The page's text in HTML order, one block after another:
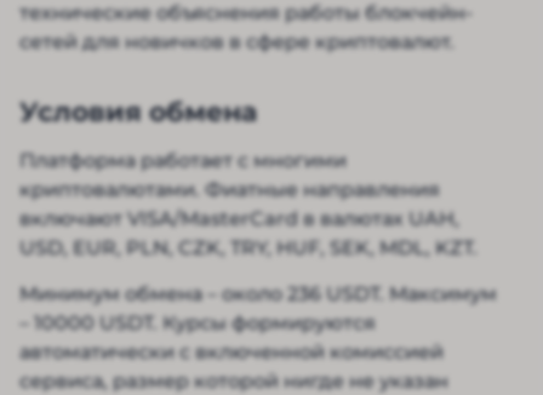
технические объяснения работы блокчейн-
сетей для новичков в сфере криптовалют.
Условия обмена
Платформа работает с многими
криптовалютами. Фиатные направления
включают VISA/MasterCard в валютах UAH,
USD, EUR, PLN, CZK, TRY, HUF, SEK, MDL, KZT.
Минимум обмена – около 236 USDT. Максимум
– 10000 USDT. Курсы формируются
автоматически с включенной комиссией
сервиса, размер которой нигде не указан